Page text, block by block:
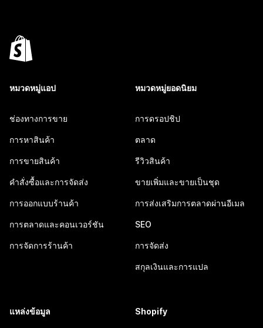
หมวดหมู่แอป
ช่องทางการขาย
การหาสินค้า
การขายสินค้า
คำสั่งซื้อและการจัดส่ง
การออกแบบร้านค้า
การตลาดและคอนเวอร์ชัน
การจัดการร้านค้า
หมวดหมู่ยอดนิยม
การดรอปชิป
ตลาด
รีวิวสินค้า
ขายเพิ่มและขายเป็นชุด
การส่งเสริมการตลาดผ่านอีเมล
SEO
การจัดส่ง
สกุลเงินและการแปล
แหล่งข้อมูล Shopify